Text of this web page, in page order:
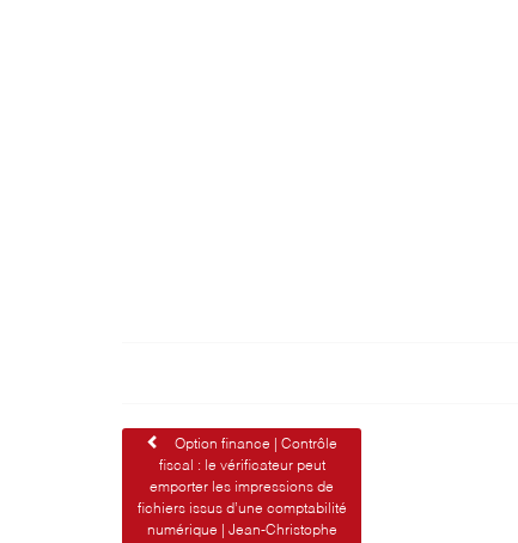
Navigation
de
l’article
Option finance | Contrôle
fiscal : le vérificateur peut
emporter les impressions de
fichiers issus d’une comptabilité
numérique | Jean-Christophe